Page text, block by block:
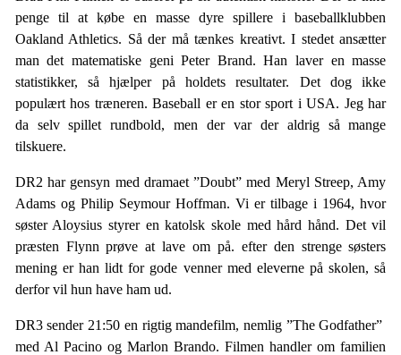
penge til at købe en masse dyre spillere i baseballklubben
Oakland Athletics. Så der må tænkes kreativt. I stedet ansætter
man det matematiske geni Peter Brand. Han laver en masse
statistikker, så hjælper på holdets resultater. Det dog ikke
populært hos træneren. Baseball er en stor sport i USA. Jeg har
da selv spillet rundbold, men der var der aldrig så mange
tilskuere.
DR2 har gensyn med dramaet ”Doubt” med Meryl Streep, Amy
Adams og Philip Seymour Hoffman. Vi er tilbage i 1964, hvor
søster Aloysius styrer en katolsk skole med hård hånd. Det vil
præsten Flynn prøve at lave om på. efter den strenge søsters
mening er han lidt for gode venner med eleverne på skolen, så
derfor vil hun have ham ud.
DR3 sender 21:50 en rigtig mandefilm, nemlig ”The Godfather”
med Al Pacino og Marlon Brando. Filmen handler om familien